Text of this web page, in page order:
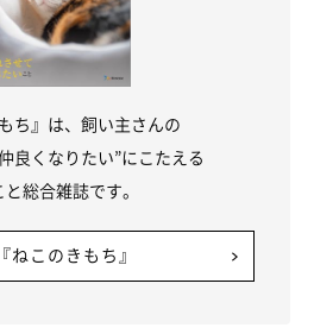
必ずしもストレスが原因とは限りま
ち』は、飼い主さんの
良くなりたい”にこたえる
総合雑誌です。
ねこのきもち』